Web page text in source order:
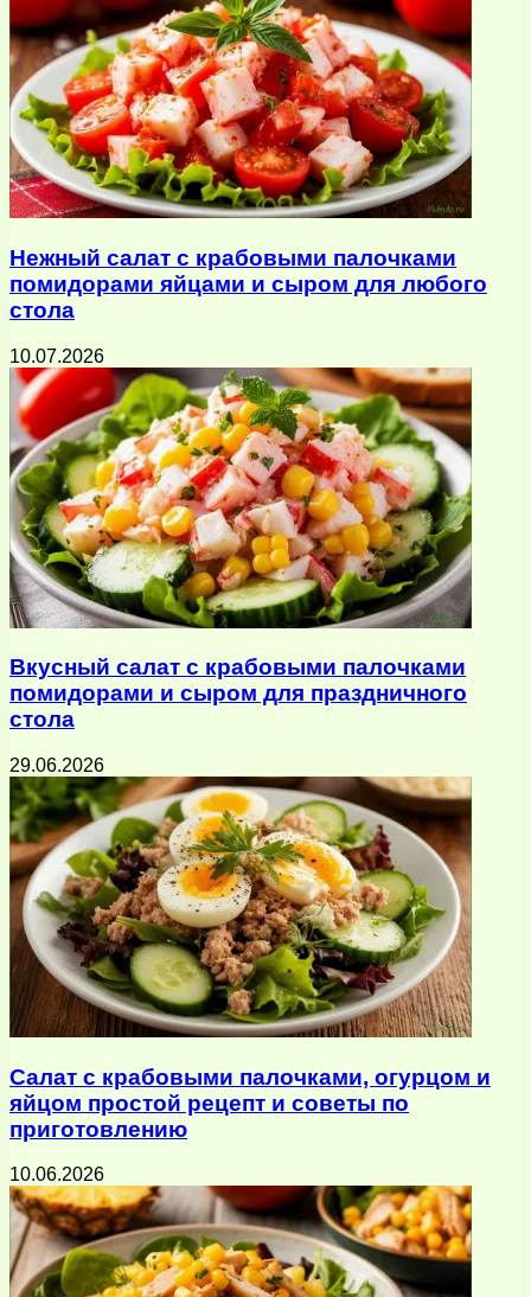
Нежный салат с крабовыми палочками
помидорами яйцами и сыром для любого
стола
10.07.2026
Вкусный салат с крабовыми палочками
помидорами и сыром для праздничного
стола
29.06.2026
Салат с крабовыми палочками, огурцом и
яйцом простой рецепт и советы по
приготовлению
10.06.2026